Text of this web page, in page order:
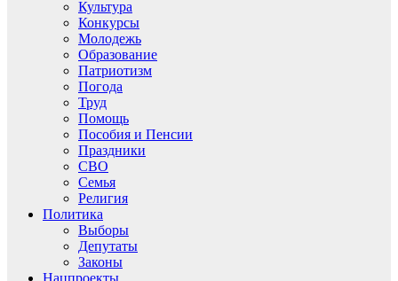
Культура
Конкурсы
Молодежь
Образование
Патриотизм
Погода
Труд
Помощь
Пособия и Пенсии
Праздники
СВО
Семья
Религия
Политика
Выборы
Депутаты
Законы
Нацпроекты